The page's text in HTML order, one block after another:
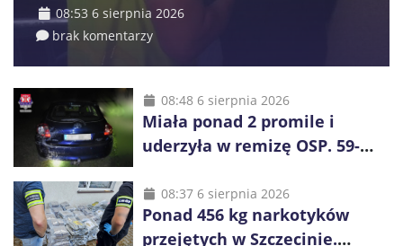
08:53 6 sierpnia 2026
brak komentarzy
08:48 6 sierpnia 2026
Miała ponad 2 promile i
uderzyła w remizę OSP. 59-
policję
08:37 6 sierpnia 2026
Ponad 456 kg narkotyków
przejętych w Szczecinie.